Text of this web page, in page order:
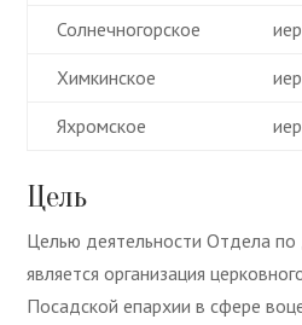
Солнечногорское
Химкинское
Яхромское
Цель
Целью деятельности Отдела
является организация
Посадской епархии в сфере